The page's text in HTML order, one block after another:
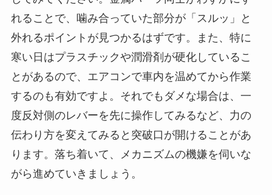
れることで、噛み合っていた部分が「スルッ」と
外れるポイントが見つかるはずです。また、特に
寒い日はプラスチックや潤滑剤が硬化しているこ
とがあるので、エアコンで車内を温めてから作業
するのも有効ですよ。それでもダメな場合は、一
度反対側のレバーを先に操作してみるなど、力の
伝わり方を変えてみると突破口が開けることがあ
ります。落ち着いて、メカニズムの機嫌を伺いな
がら進めていきましょう。